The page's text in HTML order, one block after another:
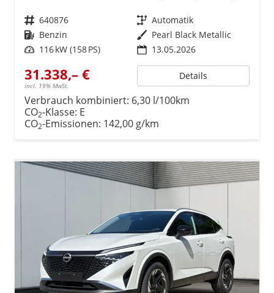
Fahrzeugnr. 640876 Getriebe Automatik
Kraftstoff Benzin Außenfarbe Pearl Black Metallic
Leistung 116 kW (158 PS) 13.05.2026
31.338,– €
incl. 19% MwSt.
Details
Verbrauch kombiniert: 6,30 l/100km
CO2-Klasse: E
CO2-Emissionen: 142,00 g/km